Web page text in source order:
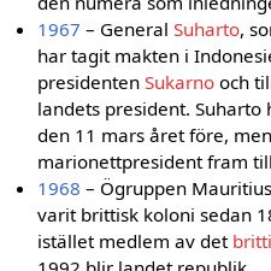
1967 – GeneralSuharto,
har tagit makten i
presidentenSukarno och
landets president.
den 11 mars året före,
marionettpresident fram
1968 – Ögruppen
varit brittisk koloni sedan
istället medlem av det